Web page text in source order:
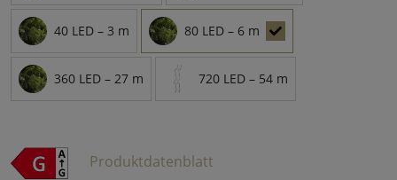
40 LED – 3 m 80 LED – 6 m
360 LED – 27 m 720 LED – 54 m
Produktdatenblatt